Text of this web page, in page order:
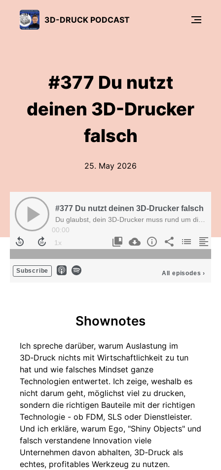
3D-DRUCK PODCAST
#377 Du nutzt
deinen 3D-Drucker
falsch
25. May 2026
#377 Du nutzt deinen 3D-Drucker falsch
00:00
Subscribe All episodes ›
Shownotes
Ich spreche darüber, warum Auslastung im
3D‑Druck nichts mit Wirtschaftlichkeit zu tun
hat und wie falsches Mindset ganze
Technologien entwertet. Ich zeige, weshalb es
nicht darum geht, möglichst viel zu drucken,
sondern die richtigen Bauteile mit der richtigen
Technologie - ob FDM, SLS oder Dienstleister.
Und ich erkläre, warum Ego, "Shiny Objects" und
falsch verstandene Innovation viele
Unternehmen davon abhalten, 3D‑Druck als
echtes, profitables Werkzeug zu nutzen.